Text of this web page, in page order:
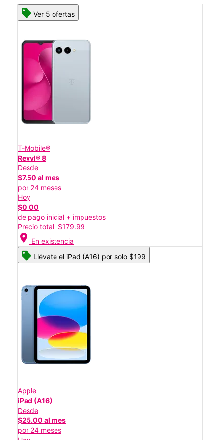
Ver 5 ofertas
T-Mobile®
Revvl® 8
Desde
$7.50 al mes
por 24 meses
Hoy
$0.00
de pago inicial + impuestos
Precio total: $179.99
location_on En existencia
Llévate el iPad (A16) por solo $199
Apple
iPad (A16)
Desde
$25.00 al mes
por 24 meses